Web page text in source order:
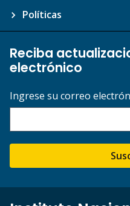
Políticas
Reciba
electrónico
Ingrese su correo